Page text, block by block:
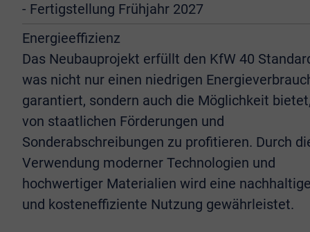
- Fertigstellung Frühjahr 2027
Energieeffizienz
Das Neubauprojekt erfüllt den KfW 40
was nicht nur einen niedrigen
garantiert, sondern auch die Möglichkeit
von staatlichen Förderungen und
Sonderabschreibungen zu profitieren. Durch
Verwendung moderner Technologien und
hochwertiger Materialien wird eine
und kosteneffiziente Nutzung gewährleistet.